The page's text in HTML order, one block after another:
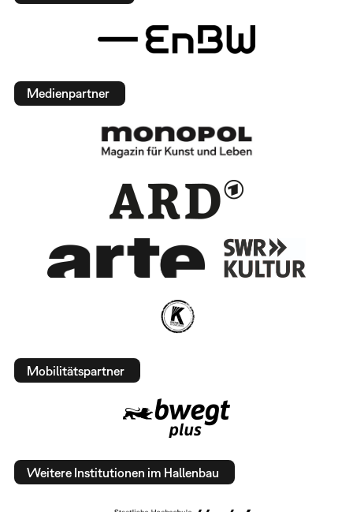
Medienpartner
Mobilitätspartner
Weitere Institutionen im Hallenbau